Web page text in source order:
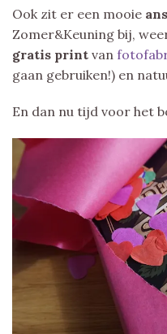
Ook zit er een mooie
Zomer&Keuning bij,
gratis print van
gaan gebruiken!) en
En dan nu tijd voor het